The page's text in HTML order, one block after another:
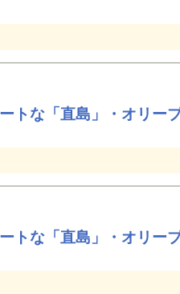
トな「直島」・オリー
トな「直島」・オリー